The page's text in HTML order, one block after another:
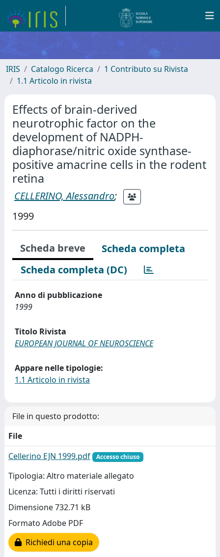
IRIS Catalogo Ricerca
1 Contributo su Rivista
1.1 Articolo in rivista
Effects of brain-derived
neurotrophic factor on the
development of NADPH-
diaphorase/nitric oxide synthase-
positive amacrine cells in the rodent
retina
CELLERINO, Alessandro;
1999
Scheda breve
Scheda completa
Scheda completa (DC)
Anno di pubblicazione
1999
Titolo Rivista
EUROPEAN JOURNAL OF NEUROSCIENCE
Appare nelle tipologie:
1.1 Articolo in rivista
File in questo prodotto:
File
Cellerino EJN 1999.pdf
Accesso chiuso
Tipologia: Altro materiale allegato
Licenza: Tutti i diritti riservati
Dimensione 732.71 kB
Formato Adobe PDF
Richiedi una copia